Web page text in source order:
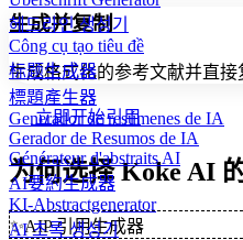
헤드라인 생성기
Công cụ tạo tiêu đề
标题生成器
標題產生器
Generador de resúmenes de IA
Gerador de Resumos de IA
Générateur d'abstraits AI
AI要約生成器
KI-Abstractgenerator
AI 초록 생성기
生成并复制
生成格式化的参考文献并直接
立即开始引用
为何选择 Koke AI
✨AIP 引用生成器